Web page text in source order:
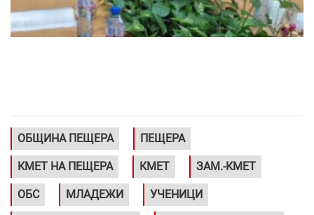
ОБЩИНА ПЕЩЕРА ПЕЩЕРА
КМЕТ НА ПЕЩЕРА КМЕТ ЗАМ.-КМЕТ
ОБС МЛАДЕЖИ УЧЕНИЦИ